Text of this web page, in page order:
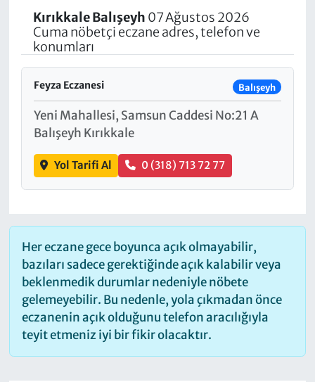
KırıkkaleBalışeyh 07 Ağustos 2026
Cuma nöbetçi eczane adres, telefon ve
konumları
Feyza Eczanesi Balışeyh
Yeni Mahallesi, Samsun Caddesi No:21 A
Balışeyh Kırıkkale
Yol Tarifi Al 0 (318) 713 72 77
Her eczane gece boyunca açık olmayabilir,
bazıları sadece gerektiğinde açık kalabilir veya
beklenmedik durumlar nedeniyle nöbete
gelemeyebilir. Bu nedenle, yola çıkmadan önce
eczanenin açık olduğunu telefon aracılığıyla
teyit etmeniz iyi bir fikir olacaktır.